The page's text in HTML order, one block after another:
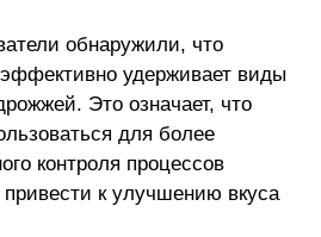
обнаружили, что
удерживает виды
Это означает, что
для более
контроля процессов
к улучшению вкуса